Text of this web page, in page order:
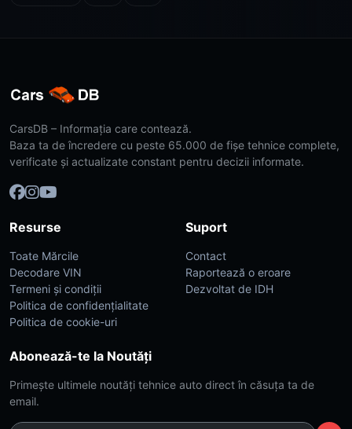
CarsDB – Informația care contează.
Baza ta de încredere cu peste 65.000 de fișe tehnice complete,
verificate și actualizate constant pentru decizii informate.
Resurse
Toate Mărcile
Decodare VIN
Termeni și condiții
Politica de confidențialitate
Politica de cookie-uri
Suport
Contact
Raportează o eroare
Dezvoltat de IDH
Abonează-te la Noutăți
Primește ultimele noutăți tehnice auto direct în căsuța ta de
email.